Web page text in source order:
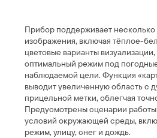
Прибор поддерживает
изображения, включая тёплое-
цветовые варианты
оптимальный режим под
наблюдаемой цели. Функция
выводит увеличенную область с
прицельной метки, облегчая
Предусмотрены сценарии
условий окружающей среды,
режим, улицу, снег и дождь.